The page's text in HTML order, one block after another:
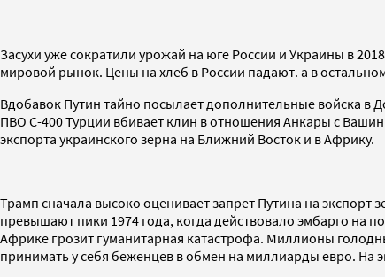
Засухи уже сократили урожай на юге России и Украины в
мировой рынок. Цены на хлеб в России падают. а в
Вдобавок Путин тайно посылает дополнительные войска в
ПВО С-400 Турции вбивает клин в отношения Анкары с
экспорта украинского зерна на Ближний Восток и в Африку.
Трамп сначала высоко оценивает запрет Путина на
превышают пики 1974 года, когда действовало эмбарго на
Африке грозит гуманитарная катастрофа. Миллионы
принимать у себя беженцев в обмен на миллиарды евро. На